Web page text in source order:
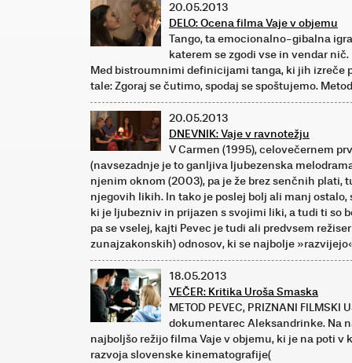
20.05.2013
DELO: Ocena filma Vaje v objemu
Tango,­ ta emocionalno-gibalna
katerem se zgodi vse in vendar nič.
Med bistroumnimi definicijami tanga, ki jih
tale: Zgoraj se čutimo, spodaj se spoštujemo.
20.05.2013
DNEVNIK: Vaje v ravnotežju
V Carmen (1995), celovečernem
(navsezadnje je to ganljiva ljubezenska
njenim oknom (2003), pa je že brez senčnih
njegovih likih. In tako je poslej bolj ali manj ostalo,
ki je ljubezniv in prijazen s svojimi liki, a tudi ti so
pa se vselej, kajti Pevec je tudi ali predvsem
zunajzakonskih) odnosov, ki se najbolje
18.05.2013
VEČER: Kritika Uroša Smaska
METOD PEVEC, PRIZNANI
dokumentarec Aleksandrinke. Na
najboljšo režijo filma Vaje v objemu, ki je na poti
razvoja slovenske kinematografije(